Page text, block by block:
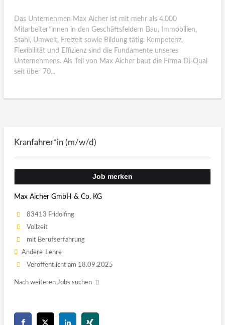
Das Unternehmen Max Aicher ist mit mehr als 4.000
Mitarbeiter*innen in den Geschäftsfeldern Bau, Immobilien,
Stahl, Umwelt, Freizeit sowie Bildung tätig. Kompetenz,
Flexibilität und Effizienz sind die Fundamente unseres
Unternehmens. Als Teil von Max Aicher baut die Firma Di-Qual
seit über 70...
Kranfahrer*in (m/w/d)
Job merken
Max Aicher GmbH & Co. KG
83413 Fridolfing
Vollzeit
mit Berufserfahrung
Andere Lehre
Veröffentlicht am 18.09.2025
Nach weiteren Jobs suchen